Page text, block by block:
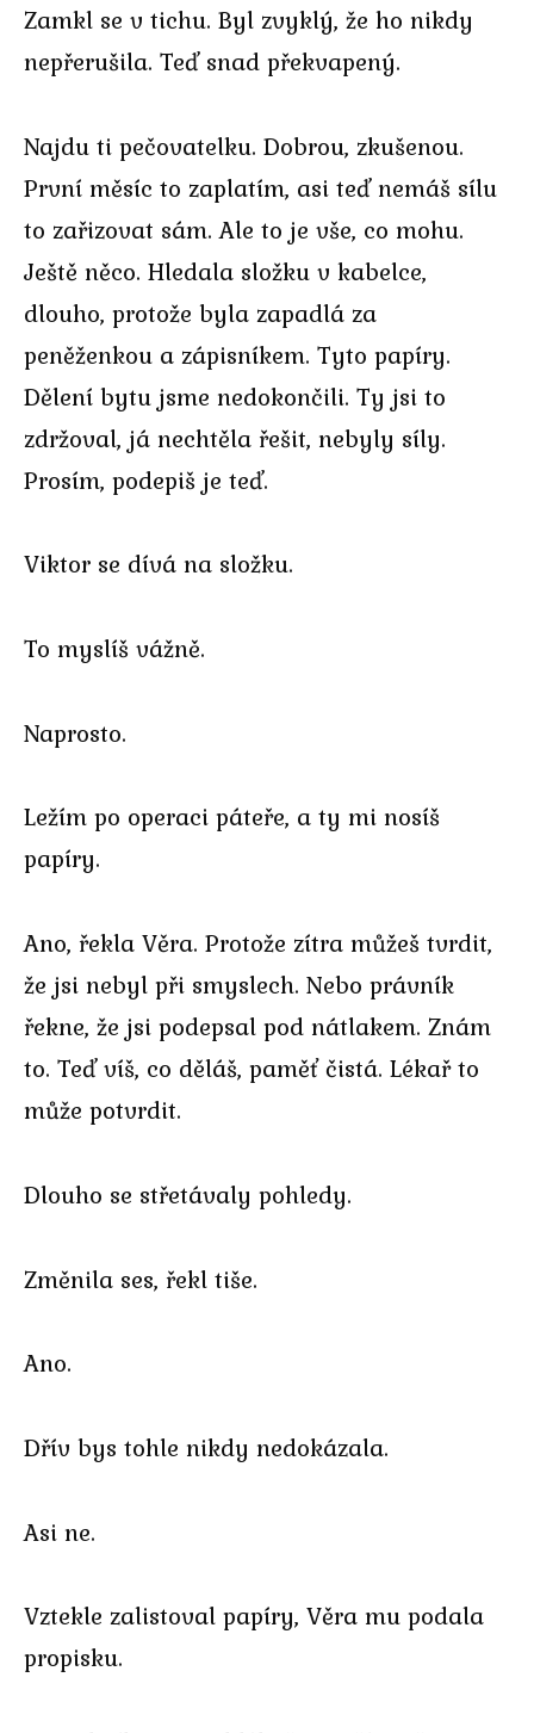
Zamkl se v tichu. Byl zvyklý, že ho nikdy
nepřerušila. Teď snad překvapený.
Najdu ti pečovatelku. Dobrou, zkušenou.
První měsíc to zaplatím, asi teď nemáš sílu
to zařizovat sám. Ale to je vše, co mohu.
Ještě něco. Hledala složku v kabelce,
dlouho, protože byla zapadlá za
peněženkou a zápisníkem. Tyto papíry.
Dělení bytu jsme nedokončili. Ty jsi to
zdržoval, já nechtěla řešit, nebyly síly.
Prosím, podepiš je teď.
Viktor se dívá na složku.
To myslíš vážně.
Naprosto.
Ležím po operaci páteře, a ty mi nosíš
papíry.
Ano, řekla Věra. Protože zítra můžeš tvrdit,
že jsi nebyl při smyslech. Nebo právník
řekne, že jsi podepsal pod nátlakem. Znám
to. Teď víš, co děláš, paměť čistá. Lékař to
může potvrdit.
Dlouho se střetávaly pohledy.
Změnila ses, řekl tiše.
Ano.
Dřív bys tohle nikdy nedokázala.
Asi ne.
Vztekle zalistoval papíry, Věra mu podala
propisku.